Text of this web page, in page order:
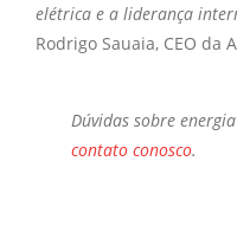
elétrica e a liderança
Rodrigo Sauaia, CEO da
Dúvidas sobre
contato conosco.